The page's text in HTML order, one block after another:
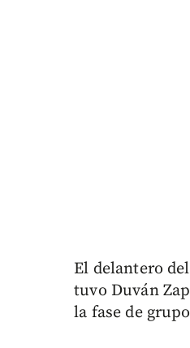
El delantero
tuvo Duván
la fase de